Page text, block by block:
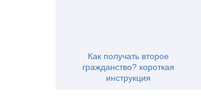
Как получать второе
гражданство? короткая
инструкция